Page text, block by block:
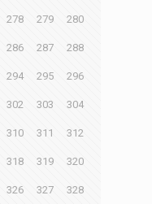
278 279 280
286 287 288
294 295 296
302 303 304
310 311 312
318 319 320
326 327 328